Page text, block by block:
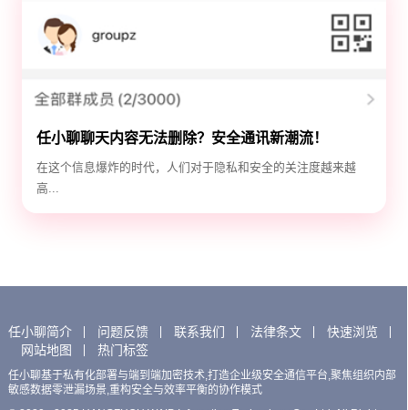
任小聊聊天内容无法删除？安全通讯新潮流！
在这个信息爆炸的时代，人们对于隐私和安全的关注度越来越
高...
任小聊简介 问题反馈 联系我们 法律条文
快速浏览
网站地图
热门标签
任小聊基于私有化部署与端到端加密技术,打造企业级安全通信平台,聚焦组织内部
敏感数据零泄漏场景,重构安全与效率平衡的协作模式